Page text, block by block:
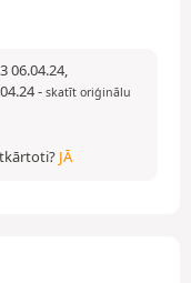
06.04.24,
- skatīt oriģinālu
JĀ